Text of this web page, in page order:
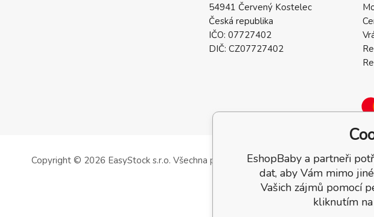
54941 Červený Kostelec
Česká republika
IČO: 07727402
DIČ: CZ07727402
Copyright © 2026 EasyStock s.r.o. Všechna práva vyhrazena.EshopBaby a partneři
dat, aby Vám mimo
Vašich zájmů pomocí
kliknutím